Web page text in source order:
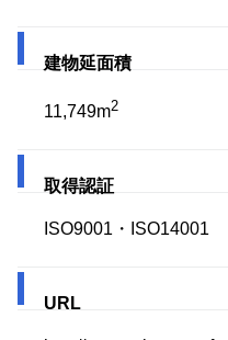
建物延面積
11,749m2
取得認証
ISO9001・ISO14001
URL